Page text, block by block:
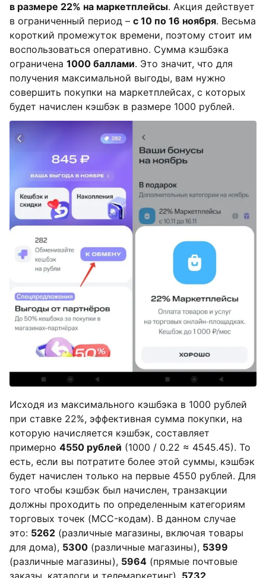
в размере 22% на маркетплейсы. Акция действует
в ограниченный период – с 10 по 16 ноября. Весьма
короткий промежуток времени, поэтому стоит им
воспользоваться оперативно. Сумма кэшбэка
ограничена 1000 баллами. Это значит, что для
получения максимальной выгоды, вам нужно
совершить покупки на маркетплейсах, с которых
будет начислен кэшбэк в размере 1000 рублей.
Исходя из максимального кэшбэка в 1000 рублей
при ставке 22%, эффективная сумма покупки, на
которую начисляется кэшбэк, составляет
примерно 4550 рублей (1000 / 0.22 ≈ 4545.45). То
есть, если вы потратите более этой суммы, кэшбэк
будет начислен только на первые 4550 рублей. Для
того чтобы кэшбэк был начислен, транзакции
должны проходить по определенным категориям
торговых точек (MCC-кодам). В данном случае
это: 5262 (различные магазины, включая товары
для дома), 5300 (различные магазины), 5399
(различные магазины), 5964 (прямые почтовые
заказы, каталоги и телемаркетинг), 5732